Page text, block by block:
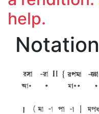
help.
Notation